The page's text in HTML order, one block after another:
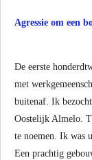
Agressie om een
De eerste
met
buitenaf. Ik
Oostelijk Almelo.
te noemen. Ik was
Een prachtig